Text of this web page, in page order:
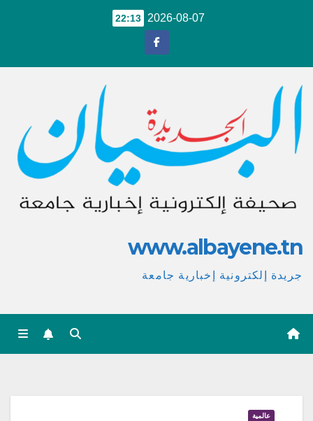
2026-08-07
22:13
www.albayene.tn
جريدة إلكترونية إخبارية جامعة
عالمية